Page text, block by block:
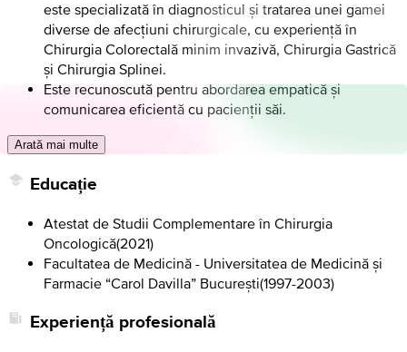
este specializată în diagnosticul și tratarea unei gamei
diverse de afecțiuni chirurgicale, cu experiență în
Chirurgia Colorectală minim invazivă, Chirurgia Gastrică
și Chirurgia Splinei.
Este recunoscută pentru abordarea empatică și
comunicarea eficientă cu pacienții săi.
Arată mai multe
Educație
Atestat de Studii Complementare în Chirurgia
Oncologică(2021)
Facultatea de Medicină - Universitatea de Medicină și
Farmacie “Carol Davilla” București(1997-2003)
Experiență profesională